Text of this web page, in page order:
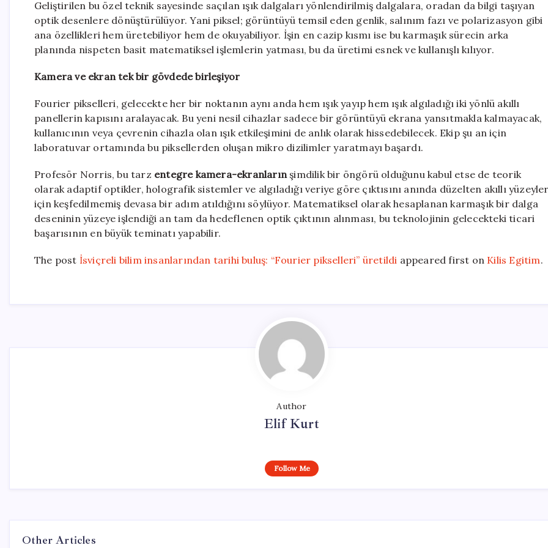
Geliştirilen bu özel teknik sayesinde saçılan ışık dalgaları yönlendirilmiş dalgalara, oradan da bilgi taşıyan
optik desenlere dönüştürülüyor. Yani piksel; görüntüyü temsil eden genlik, salınım fazı ve polarizasyon gibi
ana özellikleri hem üretebiliyor hem de okuyabiliyor. İşin en cazip kısmı ise bu karmaşık sürecin arka
planında nispeten basit matematiksel işlemlerin yatması, bu da üretimi esnek ve kullanışlı kılıyor.
Kamera ve ekran tek bir gövdede birleşiyor
Fourier pikselleri, gelecekte her bir noktanın aynı anda hem ışık yayıp hem ışık algıladığı iki yönlü akıllı
panellerin kapısını aralayacak. Bu yeni nesil cihazlar sadece bir görüntüyü ekrana yansıtmakla kalmayacak,
kullanıcının veya çevrenin cihazla olan ışık etkileşimini de anlık olarak hissedebilecek. Ekip şu an için
laboratuvar ortamında bu piksellerden oluşan mikro dizilimler yaratmayı başardı.
Profesör Norris, bu tarz entegre kamera-ekranların şimdilik bir öngörü olduğunu kabul etse de teorik
olarak adaptif optikler, holografik sistemler ve algıladığı veriye göre çıktısını anında düzelten akıllı
için keşfedilmemiş devasa bir adım atıldığını söylüyor. Matematiksel olarak hesaplanan karmaşık bir dalga
deseninin yüzeye işlendiği an tam da hedeflenen optik çıktının alınması, bu teknolojinin gelecekteki ticari
başarısının en büyük teminatı yapabilir.
The post İsviçreli bilim insanlarından tarihi buluş: “Fourier pikselleri” üretildi appeared first on Kilis Egitim.
Author
Elif Kurt
Follow Me
Other Articles